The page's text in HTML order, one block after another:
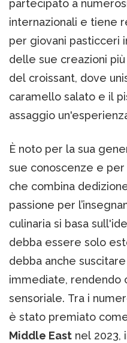
partecipato a
internazionali e tiene
per giovani pasticceri
delle sue creazioni
del croissant, dove
caramello salato e il
assaggio
È noto per la sua
sue conoscenze e
che combina
passione per
culinaria si basa
debba essere solo
debba anche
immediate, rendendo
sensoriale. Tra i
è stato premiato
Middle East nel 2023,